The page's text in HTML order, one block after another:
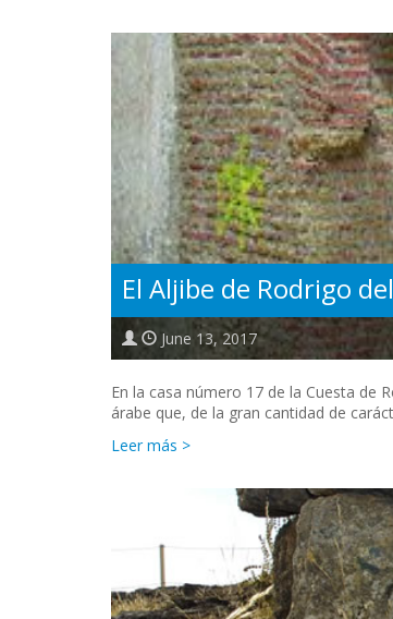
El Aljibe de Rodrigo
June 13, 2017
En la casa número 17 de la Cuesta de
árabe que, de la gran cantidad de
Leer más >